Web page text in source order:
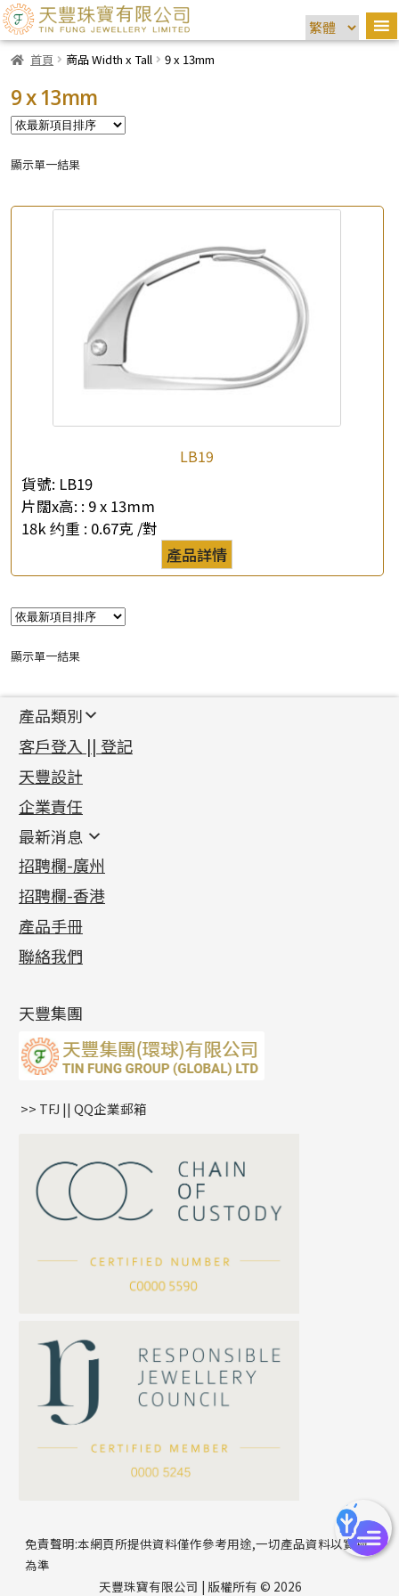
首頁 商品 Width x Tall 9 x 13mm
9 x 13mm
顯示單一結果
LB19
貨號: LB19
片闊x高: : 9 x 13mm
18k 约重 : 0.67克 /對
產品詳情
產品查詢
*你的名字
公司名稱
顯示單一結果
公司名稱
聯絡電話
產品類別
新產品
足金系列
足金配件
機織鏈系列
珠仔鏈
镶口链
管狀網鏈
十字車花鏈系列
十字閃O鏈系列
十字錘打鏈系列
側身車花鏈系列
側身鏈系列
雙十字鏈系列
水波鏈系列
蛇骨鏈系列
鏈尾系列
嘴唇鏈系列
S車花鏈系列
珍珠鏈系列
坦克鏈系列
滿天星鏈系列
方假繩鏈系列
首飾配件
耳環類配件
卷迫系列
螺絲迫系列
梅花迫系列
平臺迫系列
綫拍系列
美拍系列
耳環扣系列
耳綫/耳鈎系列
耳環爪頭
耳環
鏈類配件
動感車花吊墜
調節珠系列
生圈扣系列
龍蝦扣系列
鴨俐制系列
字母吊墜
相盒吊墜
項鏈吊墜
生肖吊墜
星座吊墜
珠扣
其他類配件
珠盤系列
袖口鈕系列
焊片及鐳射綫
空心車花管
珠類配件
無孔光身珠
空心光身珠
無孔批花珠
鑲口類
四爪頭系列
六爪頭系列
車花片
動感車花片
鑲口戒指
鑲口手鏈系列
首飾系列
手镯系列
戒指系列
空心耳環
空心车花管首饰链
空心手鐲系列
貴金屬原料
千足金
記憶金屬系列
記憶戒指
拉簧珠珠手鏈
記憶鈦手鐲
客戶登入 || 登記
天豐設計
企業責任
最新消息
最新消息
各項證書(2)
相片集(9)
展覽會資訊
最新產品資訊
招聘欄-廣州
招聘欄-香港
產品手冊
聯絡我們
天豐集團
>> TFJ || QQ企業郵箱
免責聲明:本網頁所提供資料僅作參考用途,一切產品資料以實物
為準
天豐珠寶有限公司 | 版權所有 © 2026